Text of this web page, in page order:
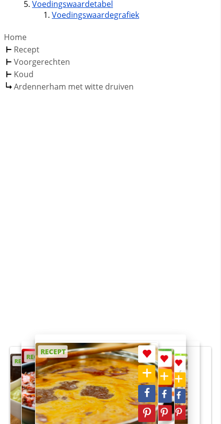
Voedingswaardetabel
Voedingswaardegrafiek
Home
Recept
Voorgerechten
Koud
Ardennerham met witte druiven
RECEPT
RECEPT
RECEPT
RECEPT
RECEPT